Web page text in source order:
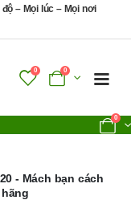
– Mọi lúc – Mọi nơi
0 0
0
- Mách bạn cách